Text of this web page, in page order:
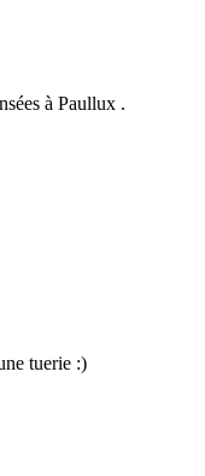
à Paullux .
tuerie :)